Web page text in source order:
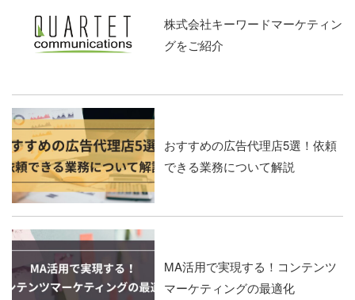
株式会社キーワードマーケティン
グをご紹介
おすすめの広告代理店5選！依頼
できる業務について解説
MA活用で実現する！コンテンツ
マーケティングの最適化